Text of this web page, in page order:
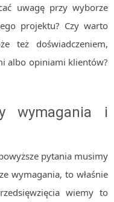
uwagę przy wyborze
projektu? Czy warto
też doświadczeniem,
albo opiniami klientów?
wymagania i
pytania musimy
wymagania, to właśnie
wiemy to